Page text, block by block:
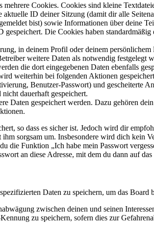
Cookies. Cookies sind kleine
ID deiner Sitzung (damit dir alle
bist) sowie Informationen über deine
Die Cookies haben
in deinem Profil oder deinem
weitere Daten als notwendig festgelegt
die dort eingegebenen Daten ebenfalls
weiterhin bei folgenden Aktionen
Benutzer-Passwort) und gescheiterte
dauerhaft gespeichert.
Daten gespeichert werden. Dazu gehören
so dass es sicher ist. Jedoch wird dir
sorgsam um. Insbesondere wird dich
die Funktion „Ich habe mein Passwort
an diese Adresse, mit dem du dann auf
Daten zu speichern, um das Board
zwischen deinen und seinen
zu speichern, sofern dies zur